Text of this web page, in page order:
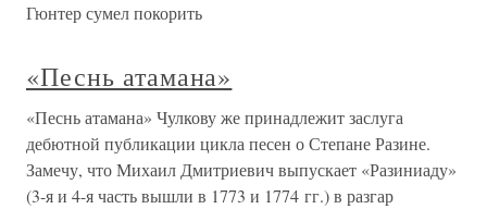
Гюнтер сумел покорить
«Песнь атамана»
«Песнь атамана» Чулкову же принадлежит заслуга
дебютной публикации цикла песен о Степане Разине.
Замечу, что Михаил Дмитриевич выпускает «Разиниаду»
(3-я и 4-я часть вышли в 1773 и 1774 гг.) в разгар